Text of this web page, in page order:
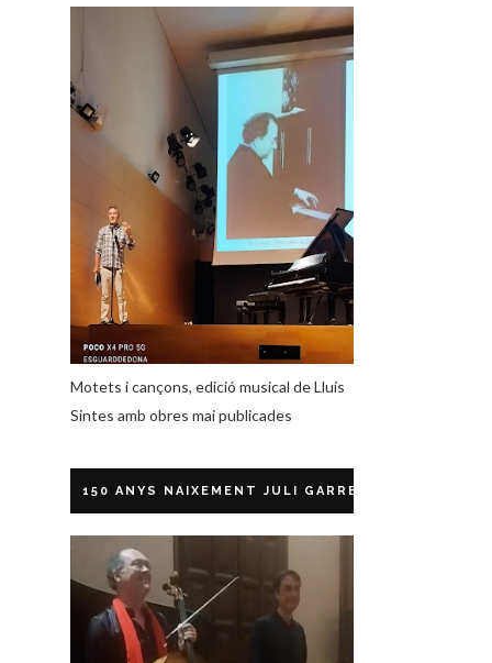
Motets i cançons, edició musical de Lluís
Sintes amb obres mai publicades
150 ANYS NAIXEMENT JULI GARRETA